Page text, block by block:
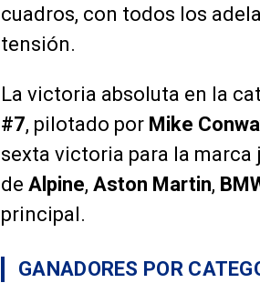
cuadros, con todos los
tensión.
La victoria absoluta en la
#7, pilotado por Mike
sexta victoria para la
de Alpine, Aston Martin,
principal.
GANADORES POR